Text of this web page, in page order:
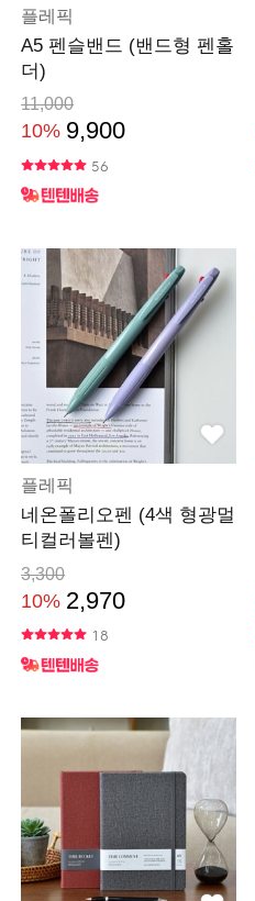
플레픽
A5 펜슬밴드 (밴드형 펜홀
더)
11,000
10% 9,900
56
플레픽
네온폴리오펜 (4색 형광멀
티컬러볼펜)
3,300
10% 2,970
18